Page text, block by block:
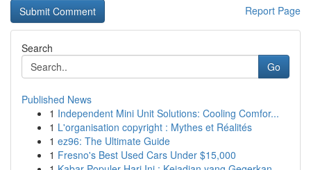
Report Page
Search
Go
Published News
1 Independent Mini Unit Solutions: Cooling Comfor...
1 L'organisation copyright : Mythes et Réalités
1 ez96: The Ultimate Guide
1 Fresno's Best Used Cars Under $15,000